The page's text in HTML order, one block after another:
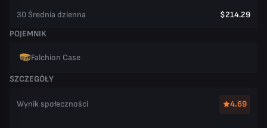
30 Średnia dzienna
$214.29
POJEMNIK
Falchion Case
SZCZEGÓŁY
Wynik społeczności 4.69